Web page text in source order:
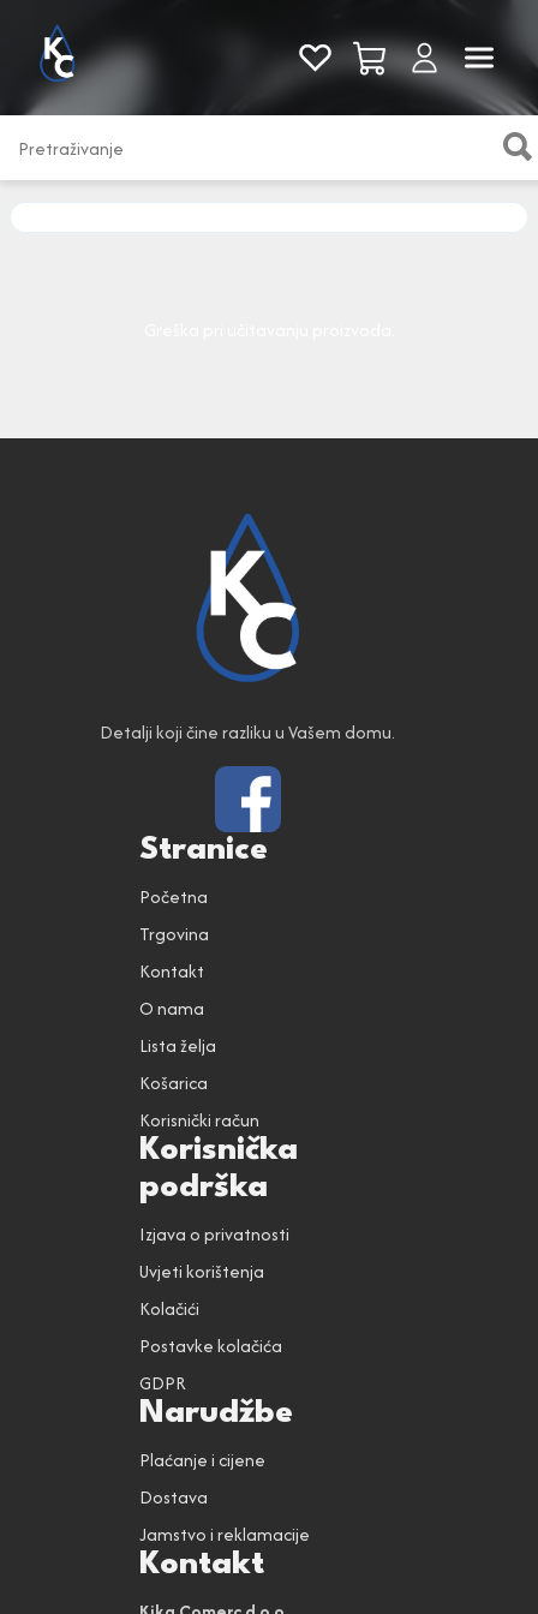
Pogledaj sve
Detalji koji čine razliku u Vašem domu.
Stranice
Početna
Trgovina
Kontakt
O nama
Lista želja
Košarica
Korisnički račun
Korisnička
podrška
Izjava o privatnosti
Uvjeti korištenja
Kolačići
Postavke kolačića
GDPR
Narudžbe
Plaćanje i cijene
Dostava
Jamstvo i reklamacije
Kontakt